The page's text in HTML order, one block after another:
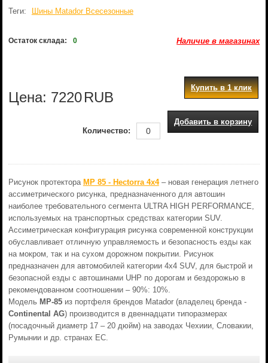
Теги: Шины Matador Всесезонные
Остаток склада: 0 Наличие в магазинах
Цена: 7220RUB
Купить в 1 клик
Добавить в корзину
Количество:
Рисунок протектора MP 85 - Hectorra 4x4– новая генерация летнего
ассиметрического рисунка, предназначенного для автошин
наиболее требовательного сегмента ULTRA HIGH PERFORMANCE,
используемых на транспортных средствах категории SUV.
Ассиметрическая конфигурация рисунка современной конструкции
обуславливает отличную управляемость и безопасность езды как
на мокром, так и на сухом дорожном покрытии. Рисунок
предназначен для автомобилей категории 4х4 SUV, для быстрой и
безопасной езды с автошинами UHP по дорогам и бездорожью в
рекомендованном соотношении – 90%: 10%.
Модель МР-85из портфеля брендов Matador (владелец бренда -
Continental AG) производится в двеннадцати типоразмерах
(посадочный диаметр 17 – 20 дюйм) на заводах Чехиии, Словакии,
Румынии и др. странах ЕС.